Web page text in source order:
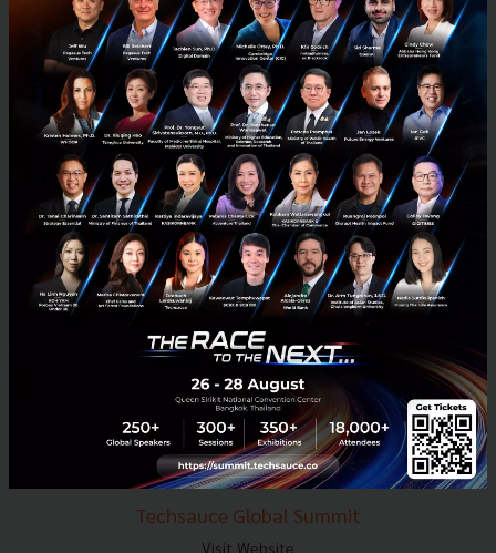
E-mail :contact@techsauce.co
Tel : 02-001-5375
Mobile : 06-4658-9500
Techsauce Media
About Techsauce
Techsauce Services
Privacy Policy
ส่งบทความ
Techsauce Global Summit
Visit Website